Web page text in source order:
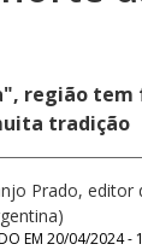
região
tradição
Prado, editor
EM 20/04/2024 -